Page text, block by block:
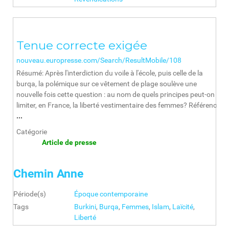
Tenue correcte exigée
nouveau.europresse.com/Search/ResultMobile/108
Résumé: Après l'interdiction du voile à l'école, puis celle de la
burqa, la polémique sur ce vêtement de plage soulève une
nouvelle fois cette question : au nom de quels principes peut-on
limiter, en France, la liberté vestimentaire des femmes? Référenc
...
Catégorie
Article de presse
Chemin Anne
Période(s)
Époque contemporaine
Tags
Burkini, Burqa, Femmes, Islam, Laïcité,
Liberté